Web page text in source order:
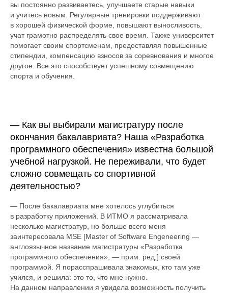
вы постоянно развиваетесь, улучшаете старые навыки
и учитесь новым. Регулярные тренировки поддерживают
в хорошей физической форме, повышают выносливость,
учат грамотно распределять свое время. Также университет
помогает своим спортсменам, предоставляя повышенные
стипендии, компенсацию взносов за соревнования и многое
другое. Все это способствует успешному совмещению
спорта и обучения.
— Как вы выбирали магистратуру после
окончания бакалавриата? Наша «Разработка
программного обеспечения» известна большой
учебной нагрузкой. Не переживали, что будет
сложно совмещать со спортивной
деятельностью?
— После бакалавриата мне хотелось углубиться
в разработку приложений. В ИТМО я рассматривала
несколько магистратур, но больше всего меня
заинтересовала MSE [Master of Software Engeneering —
англоязычное название магистратуры «Разработка
программного обеспечения», — прим. ред.] своей
программой. Я порасспрашивала знакомых, кто там уже
учился, и решила: это то, что мне нужно.
На данном направлении я увидела возможность получить